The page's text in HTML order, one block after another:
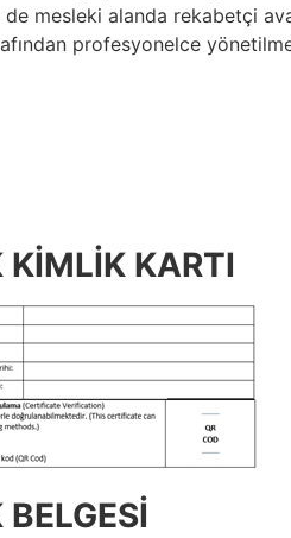
mesleki alanda rekabetçi
profesyonelce
KİMLİK KARTI